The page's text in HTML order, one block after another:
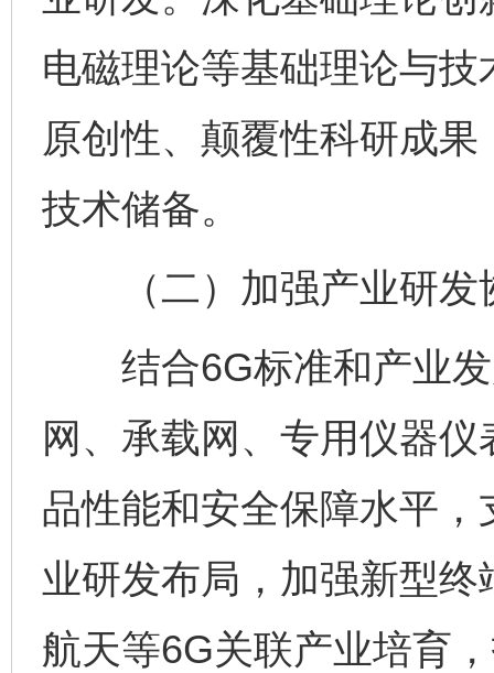
电磁理论等基础理论与
原创性、颠覆性科研成
技术储备。
（二）加强产业研发
结合6G标准和产业发
网、承载网、专用仪器
品性能和安全保障水平
业研发布局，加强新型
航天等6G关联产业培育